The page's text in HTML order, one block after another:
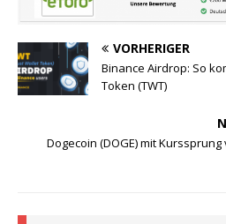
VORHERIGER
Binance Airdrop: So
Token (TWT)
Dogecoin (DOGE) mit